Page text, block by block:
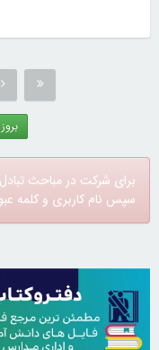
برای شرکت در مباحث
سپس نام کاربری و کلمه